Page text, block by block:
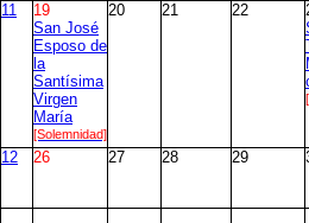
11
19
San José
Esposo de
la
Santísima
Virgen
María
[Solemnidad]
20 21 22
12 26 27 28 29